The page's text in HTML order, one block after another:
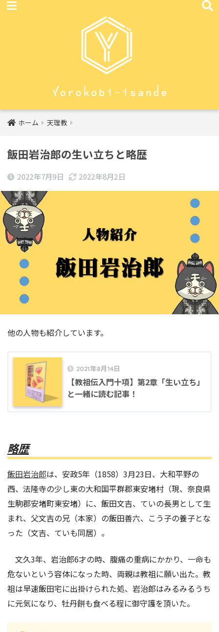
ホーム 天理教
飯田岩治郎の生い立ちと略歴
2022年7月9日 2022年8月2日
他の人物も紹介しています。
2021年8月14日
【教祖伝入門十項】第2章「生い立ち」
と一緒に読む記事！
略歴
飯田岩治郎は、安政5年（1858）3月23日、大和平野の
西、法隆寺の少し東の大和国平群郡東安堵村（現、奈良県
生駒郡安堵町東安堵）に、飯田文吉、ていの長男として生
まれ、父文吉の兄（本家）の飯田善六、こう子の養子とな
った（文吉、ていも同居）。
文久3年、岩治郎6才の時、腹痛の重病にかかり、一命も
危ないという容体になった時、両親は教祖に願い出た。教
祖は早速飯田宅に出掛けられた処、岩治郎はみるみるうち
に元気になり、牡丹餅も食べる程に御守護を頂いた。